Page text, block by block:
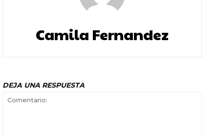
Camila Fernandez
DEJA UNA RESPUESTA